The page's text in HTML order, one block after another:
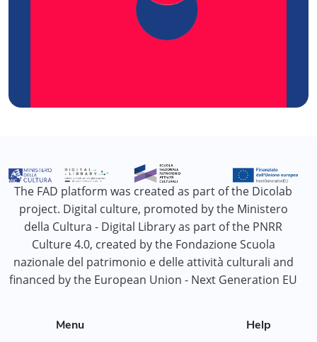
The FAD platform was created as part of the Dicolab
project. Digital culture, promoted by the Ministero
della Cultura - Digital Library as part of the PNRR
Culture 4.0, created by the Fondazione Scuola
nazionale del patrimonio e delle attività culturali and
financed by the European Union - Next Generation EU
Menu Help